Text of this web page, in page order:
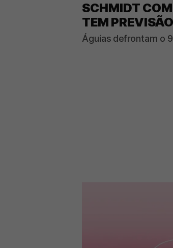
SCHMIDT
TEM
Águias defrontam o